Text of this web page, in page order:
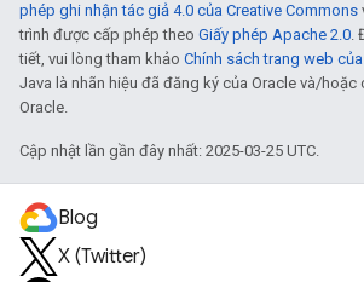
phép ghi nhận tác giả 4.0 của Creative Commons
trình được cấp phép theo Giấy phép Apache 2.0.
tiết, vui lòng tham khảo Chính sách trang web
Java là nhãn hiệu đã đăng ký của Oracle và/hoặc
Oracle.
Cập nhật lần gần đây nhất: 2025-03-25 UTC.
Blog
X (Twitter)